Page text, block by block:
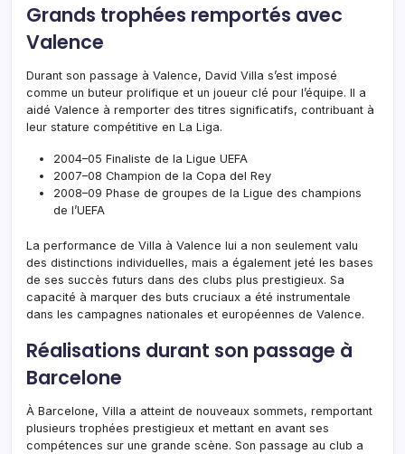
Grands trophées remportés avec
Valence
Durant son passage à Valence, David Villa s’est imposé
comme un buteur prolifique et un joueur clé pour l’équipe. Il a
aidé Valence à remporter des titres significatifs, contribuant à
leur stature compétitive en La Liga.
2004–05 Finaliste de la Ligue UEFA
2007–08 Champion de la Copa del Rey
2008–09 Phase de groupes de la Ligue des champions
de l’UEFA
La performance de Villa à Valence lui a non seulement valu
des distinctions individuelles, mais a également jeté les bases
de ses succès futurs dans des clubs plus prestigieux. Sa
capacité à marquer des buts cruciaux a été instrumentale
dans les campagnes nationales et européennes de Valence.
Réalisations durant son passage à
Barcelone
À Barcelone, Villa a atteint de nouveaux sommets, remportant
plusieurs trophées prestigieux et mettant en avant ses
compétences sur une grande scène. Son passage au club a